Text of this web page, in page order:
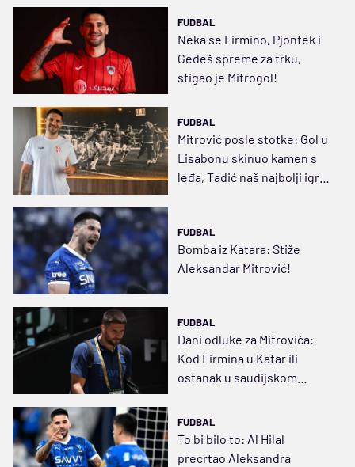
FUDBAL
Neka se Firmino, Pjontek i
Gedeš spreme za trku,
stigao je Mitrogol!
FUDBAL
Mitrović posle stotke: Gol u
Lisabonu skinuo kamen s
leđa, Tadić naš najbolji igrač
FUDBAL
Bomba iz Katara: Stiže
Aleksandar Mitrović!
FUDBAL
Dani odluke za Mitrovića:
Kod Firmina u Katar ili
ostanak u saudijskom
FUDBAL
To bi bilo to: Al Hilal
precrtao Aleksandra